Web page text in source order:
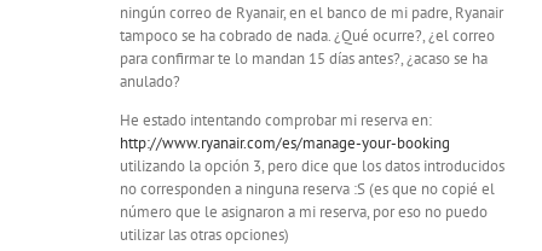
ningún correo de Ryanair, en el banco de mi padre, Ryanair
tampoco se ha cobrado de nada. ¿Qué ocurre?, ¿el correo
para confirmar te lo mandan 15 días antes?, ¿acaso se ha
anulado?
He estado intentando comprobar mi reserva en:
http://www.ryanair.com/es/manage-your-booking
utilizando la opción 3, pero dice que los datos introducidos
no corresponden a ninguna reserva :S (es que no copié el
número que le asignaron a mi reserva, por eso no puedo
utilizar las otras opciones)